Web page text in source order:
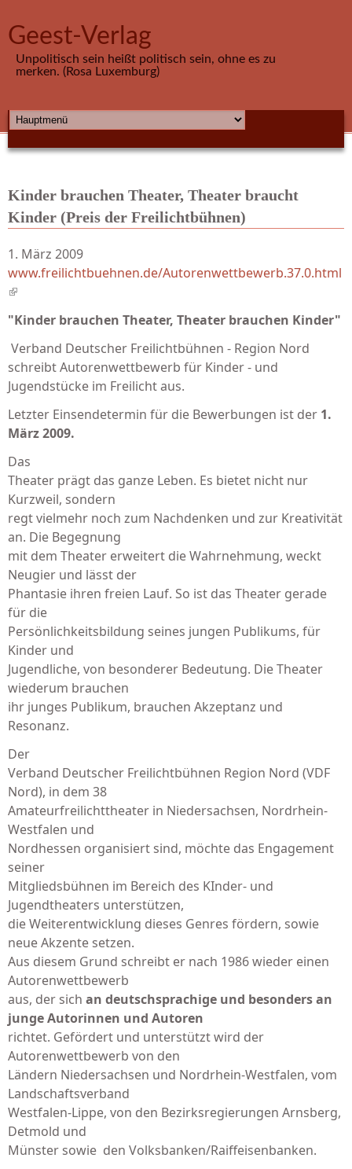
Geest-Verlag
Unpolitisch sein heißt politisch sein, ohne es zu
merken. (Rosa Luxemburg)
HAUPTMENÜ
Kinder brauchen Theater, Theater braucht
Kinder (Preis der Freilichtbühnen)
1. März 2009
www.freilichtbuehnen.de/Autorenwettbewerb.37.0.html
(link is external)
"Kinder brauchen Theater, Theater brauchen Kinder"
Verband Deutscher Freilichtbühnen - Region Nord
schreibt Autorenwettbewerb für Kinder - und
Jugendstücke im Freilicht aus.
Letzter Einsendetermin für die Bewerbungen ist der 1.
März 2009.
Das
Theater prägt das ganze Leben. Es bietet nicht nur
Kurzweil, sondern
regt vielmehr noch zum Nachdenken und zur Kreativität
an. Die Begegnung
mit dem Theater erweitert die Wahrnehmung, weckt
Neugier und lässt der
Phantasie ihren freien Lauf. So ist das Theater gerade
für die
Persönlichkeitsbildung seines jungen Publikums, für
Kinder und
Jugendliche, von besonderer Bedeutung. Die Theater
wiederum brauchen
ihr junges Publikum, brauchen Akzeptanz und
Resonanz.
Der
Verband Deutscher Freilichtbühnen Region Nord (VDF
Nord), in dem 38
Amateurfreilichttheater in Niedersachsen, Nordrhein-
Westfalen und
Nordhessen organisiert sind, möchte das Engagement
seiner
Mitgliedsbühnen im Bereich des KInder- und
Jugendtheaters unterstützen,
die Weiterentwicklung dieses Genres fördern, sowie
neue Akzente setzen.
Aus diesem Grund schreibt er nach 1986 wieder einen
Autorenwettbewerb
aus, der sich an deutschsprachige und besonders an
junge Autorinnen und Autoren
richtet. Gefördert und unterstützt wird der
Autorenwettbewerb von den
Ländern Niedersachsen und Nordrhein-Westfalen, vom
Landschaftsverband
Westfalen-Lippe, von den Bezirksregierungen Arnsberg,
Detmold und
Münster sowie den Volksbanken/Raiffeisenbanken.